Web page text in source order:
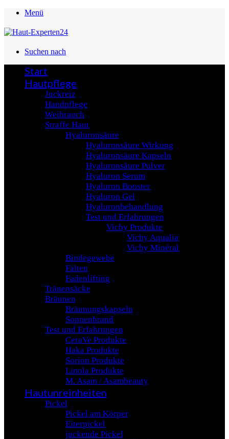
Menü
Suchen nach
Start
Hautpflege
Juckreiz
Handpflege
Weihrauch
Straffe Haut
Hyaluronsäure
Hyaluronsäure Wirkung
Hyaluronsäure Kapseln
Hyaluronsäure Pulver
Hyaluron Serum
Hyaluron Booster
Hyaluron Gel
Hyaluronbehandlung
Test und Erfahrungen
Vichy Produkte
Vichy Aqualia
Vichy Minéral
Bindegewebe
Falten
Fadenlifting
Tränensäcke
Bräunen
Bräunungskapseln
Sonnenbrand
Test und Erfahrungen
CeraVe Produkte
Haka Produkte
Sorion Produkte
Linola Produkte
M. Asam / Asambeauty
Hautunreinheiten
Pickel
Pickel am Körper
Eiterpickel
juckende Pickel